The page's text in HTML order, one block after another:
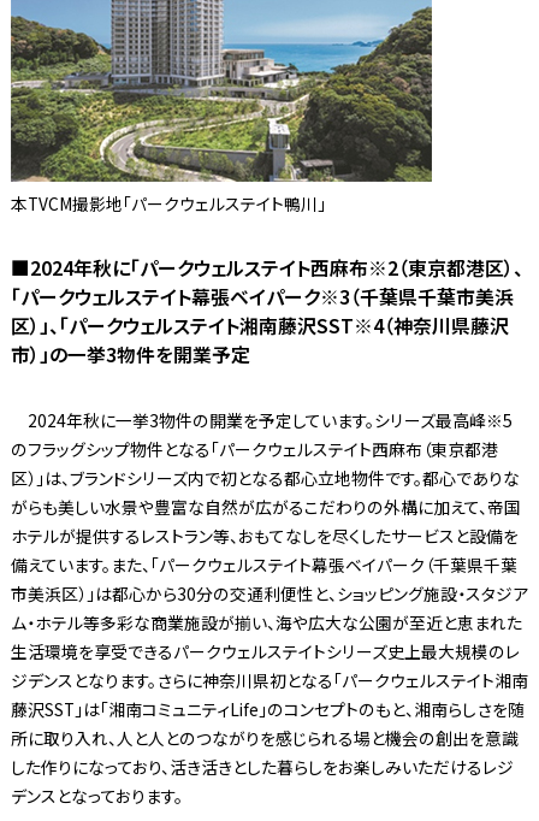
本TVCM撮影地「パークウェルステイト鴨川」
■2024年秋に「パークウェルステイト西麻布※2（東京都港区）、
「パークウェルステイト幕張ベイパーク※3（千葉県千葉市美浜
区）」、「パークウェルステイト湘南藤沢SST※4（神奈川県藤沢
市）」の一挙3物件を開業予定
2024年秋に一挙3物件の開業を予定しています。シリーズ最高峰※5
のフラッグシップ物件となる「パークウェルステイト西麻布（東京都港
区）」は、ブランドシリーズ内で初となる都心立地物件です。都心でありな
がらも美しい水景や豊富な自然が広がるこだわりの外構に加えて、帝国
ホテルが提供するレストラン等、おもてなしを尽くしたサービスと設備を
備えています。また、「パークウェルステイト幕張ベイパーク（千葉県千葉
市美浜区）」は都心から30分の交通利便性と、ショッピング施設・スタジア
ム・ホテル等多彩な商業施設が揃い、海や広大な公園が至近と恵まれた
生活環境を享受できるパークウェルステイトシリーズ史上最大規模のレ
ジデンスとなります。さらに神奈川県初となる「パークウェルステイト湘南
藤沢SST」は「湘南コミュニティLife」のコンセプトのもと、湘南らしさを随
所に取り入れ、人と人とのつながりを感じられる場と機会の創出を意識
した作りになっており、活き活きとした暮らしをお楽しみいただけるレジ
デンスとなっております。